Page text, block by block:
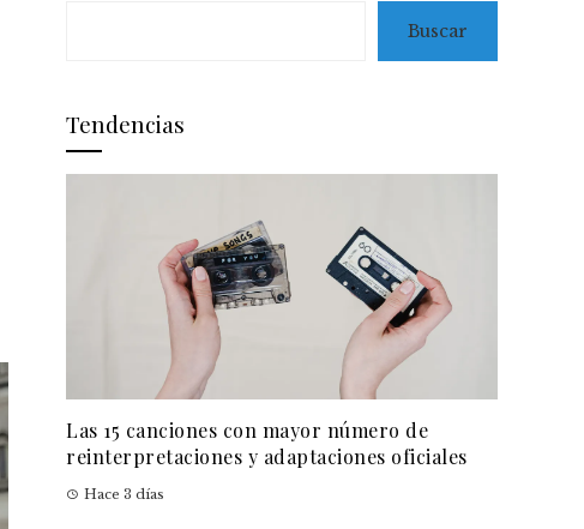
Buscar
Tendencias
Las 15 canciones con mayor número de
reinterpretaciones y adaptaciones oficiales
Hace 3 días